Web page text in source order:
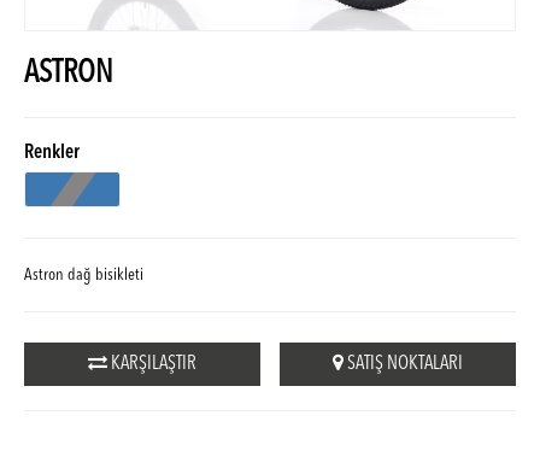
ASTRON
Renkler
Astron dağ bisikleti
KARŞILAŞTIR SATIŞ NOKTALARI